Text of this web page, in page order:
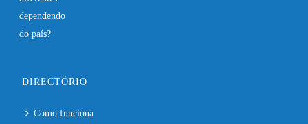
DIRECTÓRIO
Como funciona